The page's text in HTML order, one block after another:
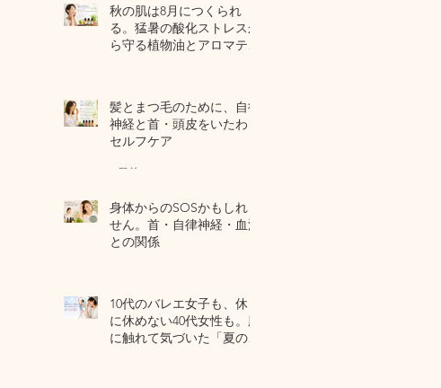
秋の肌は8月につくられ
る。猛暑の酸化ストレスか
ら守る植物油とアロマテラ
髪とまつ毛のために、自律
神経と首・頭皮をいたわる
セルフケア
6 日前
身体からのSOSかもしれま
せん。首・自律神経・血流
との関係
10代のバレエ女子も、休日
に休めない40代女性も。肌
に触れて気づいた「夏の全